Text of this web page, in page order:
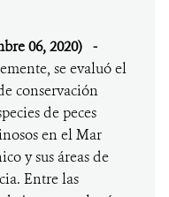
06, 2020) -
se evaluó el
conservación
de peces
en el Mar
y sus áreas de
Entre las